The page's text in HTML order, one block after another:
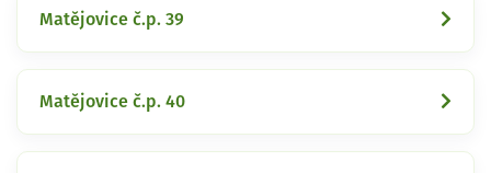
Matějovice č.p. 39
Matějovice č.p. 40